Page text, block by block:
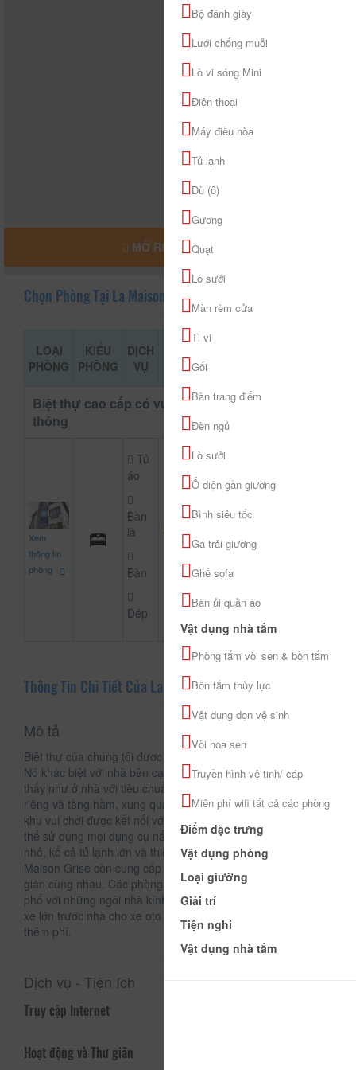
MỞ RỘNG BẢN ĐỒ
Chọn Phòng Tại La Maison Grise
LOẠI
PHÒNG
KIỂU
PHÒNG
DỊCH
VỤ
KHẢO
Biệt thự cao cấp có vườn liên
thông
Xem
thông tin
phòng
Tủ
áo
Bàn
là
Bàn
Dép
5.600.000
đ
CHƯA KHAI BÁO
Thông Tin Chi Tiết Của La Maison Grise
Mô tả
Biệt thự của chúng tôi được xây dựng theo kiểu Neo cổ điển.
Nó khác biệt với nhà bên cạnh. Bạn có thể hoàn toàn cảm
thấy như ở nhà với tiêu chuẩn khách sạn. Biệt thự có sân
riêng và tầng hầm, xung quanh là khu vườn đẹp đẽ. Ghế dài,
khu vui chơi được kết nối với phòng ăn tối và bếp mở. Bạn có
thể sử dụng mọi dụng cụ nấu nướng hiện đại và quầy rượu
nhỏ, kể cả tủ lạnh lớn và thiết bị nướng BBQ ngoài trời. La
Maison Grise còn cung cấp các trò chơi và bài giúp bạn thư
giãn cùng nhau. Các phòng áp mái tràn ngập cảnh sắc thành
phố với những ngôi nhà kính gần đó. Chúng tôi có sân đậu
xe lớn trước nhà cho xe oto và xe tải của bạn mà không thu
thêm phí.
Dịch vụ - Tiện ích
Truy cập Internet
Hoạt động và Thư giãn
Bộ đánh giày
Lưới chống muỗi
Lò vi sóng Mini
Điện thoại
Máy điều hòa
Tủ lạnh
Dù (ô)
Gương
Quạt
Lò sưởi
Màn rèm cửa
Ti vi
Gối
Bàn trang điểm
Đèn ngủ
Lò sưởi
Ổ điện gần giường
Bình siêu tốc
Ga trải giường
Ghế sofa
Bàn ủi quần áo
Vật dụng nhà tắm
Phòng tắm vòi sen & bồn tắm
Bồn tắm thủy lực
Vật dụng dọn vệ sinh
Vòi hoa sen
Truyền hình vệ tinh/ cáp
Miễn phí wifi tất cả các phòng
Điểm đặc trưng
Vật dụng phòng
Loại giường
Giải trí
Tiện nghi
Vật dụng nhà tắm